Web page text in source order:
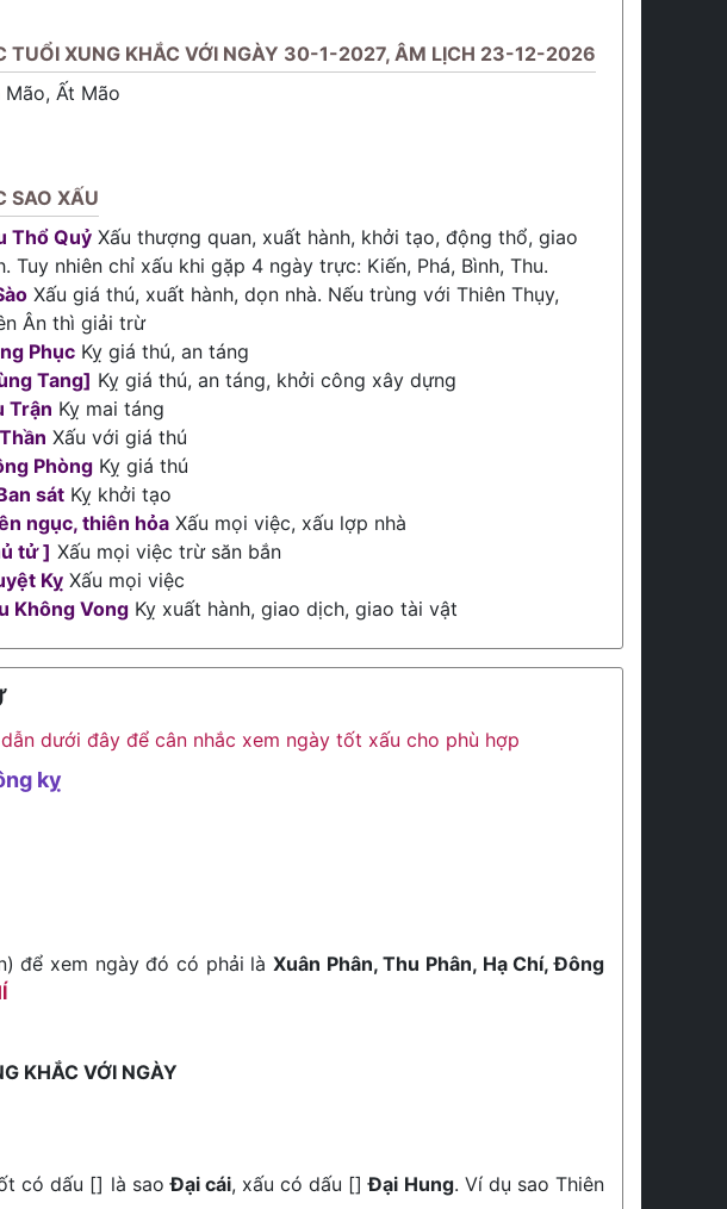
TUỔI XUNG KHẮC VỚI NGÀY 30-1-2027, ÂM LỊCH 23-12-2026
Mão, Ất Mão
SAO XẤU
Thổ Quỷ Xấu thượng quan, xuất hành, khởi tạo, động thổ, giao
Tuy nhiên chỉ xấu khi gặp 4 ngày trực: Kiến, Phá, Bình, Thu.
Xấu giá thú, xuất hành, dọn nhà. Nếu trùng với Thiên Thụy,
Ân thì giải trừ
Phục Kỵ giá thú, an táng
Tang] Kỵ giá thú, an táng, khởi công xây dựng
Trận Kỵ mai táng
Xấu với giá thú
Phòng Kỵ giá thú
sát Kỵ khởi tạo
ngục, thiên hỏa Xấu mọi việc, xấu lợp nhà
tử ] Xấu mọi việc trừ săn bắn
Kỵ Xấu mọi việc
Không Vong Kỵ xuất hành, giao dịch, giao tài vật
dưới đây để cân nhắc xem ngày tốt xấu cho phù hợp
kỵ
để xem ngày đó có phải là Xuân Phân, Thu Phân, Hạ Chí, Đông
KHẮC VỚI NGÀY
có dấu [] là saoĐại cái, xấu có dấu []Đại Hung. Ví dụ sao Thiên